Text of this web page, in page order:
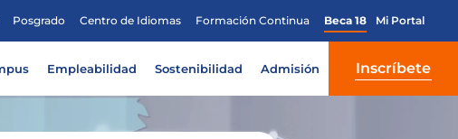
Posgrado Centro de Idiomas Formación Continua Beca 18 Mi Portal
Empleabilidad Sostenibilidad Admisión Inscríbete